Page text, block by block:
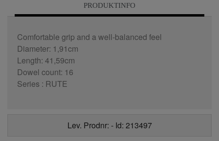
PRODUKTINFO
Comfortable grip and a well-balanced feel
Diameter: 1,91cm
Length: 41,59cm
Dowel count: 16
Series : RUTE
Lev. Prodnr: - Id: 213497